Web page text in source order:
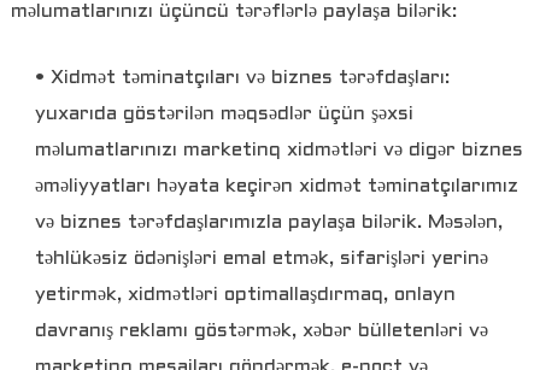
məlumatlarınızı üçüncü tərəflərlə paylaşa bilərik:
• Xidmət təminatçıları və biznes tərəfdaşları:
yuxarıda göstərilən məqsədlər üçün şəxsi
məlumatlarınızı marketinq xidmətləri və digər biznes
əməliyyatları həyata keçirən xidmət təminatçılarımız
və biznes tərəfdaşlarımızla paylaşa bilərik. Məsələn,
təhlükəsiz ödənişləri emal etmək, sifarişləri yerinə
yetirmək, xidmətləri optimallaşdırmaq, onlayn
davranış reklamı göstərmək, xəbər bülletenləri və